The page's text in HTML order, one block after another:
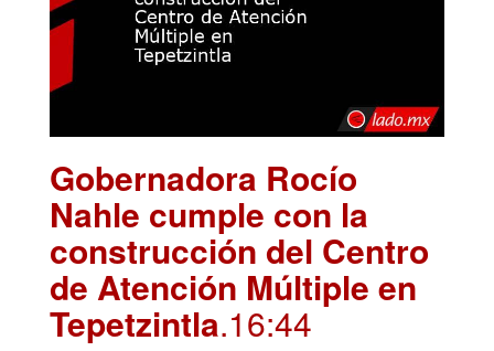
Gobernadora Rocío
Nahle cumple con la
construcción del Centro
de Atención Múltiple en
Tepetzintla.16:44